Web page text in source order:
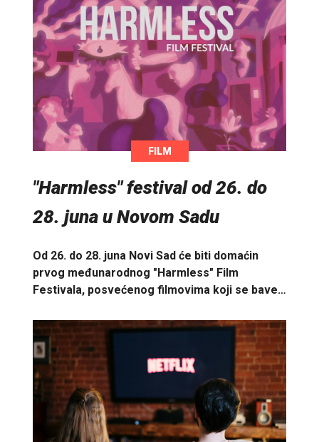
FILM
"Harmless" festival od 26. do
28. juna u Novom Sadu
Od 26. do 28. juna Novi Sad će biti domaćin
prvog međunarodnog "Harmless" Film
Festivala, posvećenog filmovima koji se bave…